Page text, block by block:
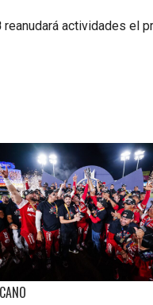
reanudará actividades el